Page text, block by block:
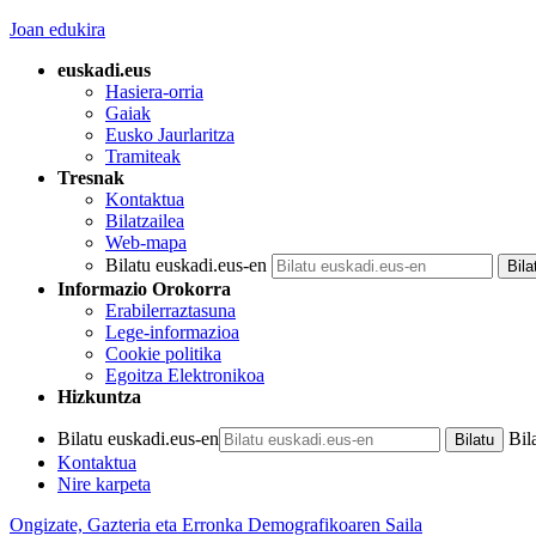
Joan edukira
euskadi.eus
Hasiera-orria
Gaiak
Eusko Jaurlaritza
Tramiteak
Tresnak
Kontaktua
Bilatzailea
Web-mapa
Bilatu euskadi.eus-en
Informazio Orokorra
Erabilerraztasuna
Lege-informazioa
Cookie politika
Egoitza Elektronikoa
Hizkuntza
Bilatu euskadi.eus-en
Kontaktua
Nire karpeta
Ongizate, Gazteria eta Erronka Demografikoaren Saila